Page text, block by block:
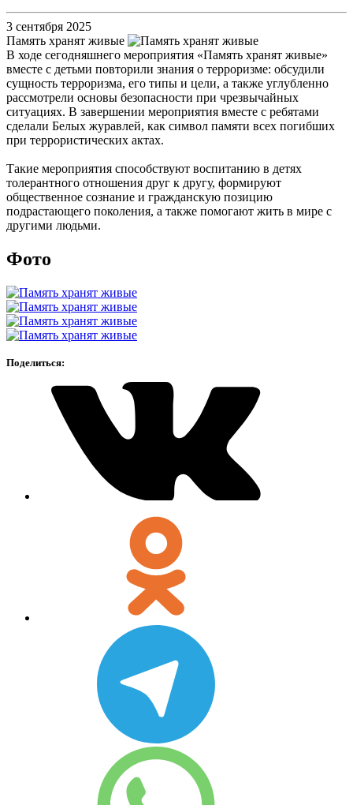
3 сентября 2025
Память хранят живые
В ходе сегодняшнего мероприятия «Память хранят живые»
вместе с детьми повторили знания о терроризме: обсудили
сущность терроризма, его типы и цели, а также углубленно
рассмотрели основы безопасности при чрезвычайных
ситуациях. В завершении мероприятия вместе с ребятами
сделали Белых журавлей, как символ памяти всех погибших
при террористических актах.
Такие мероприятия способствуют воспитанию в детях
толерантного отношения друг к другу, формируют
общественное сознание и гражданскую позицию
подрастающего поколения, а также помогают жить в мире с
другими людьми.
Фото
Поделиться: